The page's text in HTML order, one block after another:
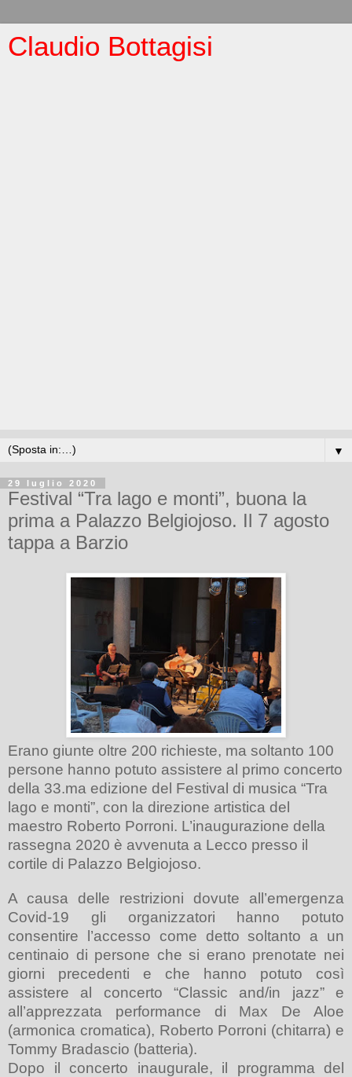
Claudio Bottagisi
▼
29 luglio 2020
Festival “Tra lago e monti”, buona la
prima a Palazzo Belgiojoso. Il 7 agosto
tappa a Barzio
Erano giunte oltre 200 richieste, ma soltanto 100
persone hanno potuto assistere al primo concerto
della 33.ma edizione del Festival di musica “Tra
lago e monti”, con la direzione artistica del
maestro Roberto Porroni. L’inaugurazione della
rassegna 2020 è avvenuta a Lecco presso il
cortile di Palazzo Belgiojoso.
A causa delle restrizioni dovute all’emergenza
Covid-19 gli organizzatori hanno potuto
consentire l’accesso come detto soltanto a un
centinaio di persone che si erano prenotate nei
giorni precedenti e che hanno potuto così
assistere al concerto “Classic and/in jazz” e
all’apprezzata performance di Max De Aloe
(armonica cromatica), Roberto Porroni (chitarra) e
Tommy Bradascio (batteria).
Dopo il concerto inaugurale, il programma del